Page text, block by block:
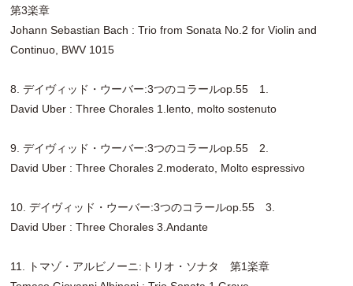
第3楽章
Johann Sebastian Bach : Trio from Sonata No.2 for Violin and
Continuo, BWV 1015
8. デイヴィッド・ウーバー:3つのコラールop.55 1.
David Uber : Three Chorales 1.lento, molto sostenuto
9. デイヴィッド・ウーバー:3つのコラールop.55 2.
David Uber : Three Chorales 2.moderato, Molto espressivo
10. デイヴィッド・ウーバー:3つのコラールop.55 3.
David Uber : Three Chorales 3.Andante
11. トマゾ・アルビノーニ:トリオ・ソナタ 第1楽章